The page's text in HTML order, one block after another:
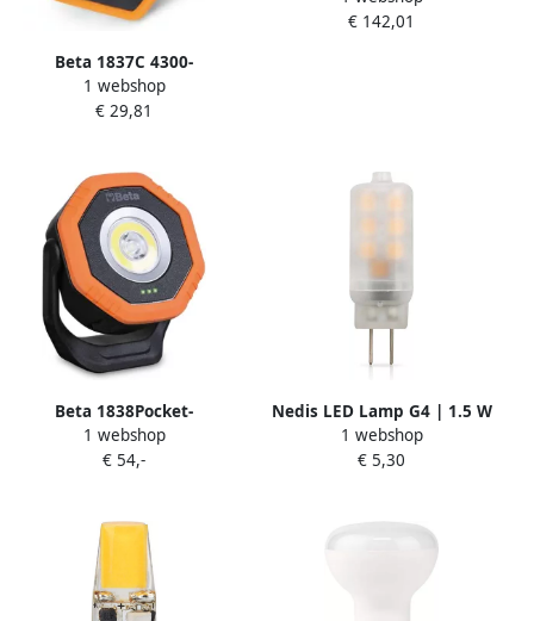
Beta 1837C 4300-
Oplaadbare Led-Spellampen
018370430
1 webshop
€ 29,81
018380270
€ 142,01
Beta 1838Pocket-
Scharnierende Zak Led-
Lamp 018380080
1 webshop
€ 54,-
Nedis LED Lamp G4 | 1.5 W
| 120 lm | 2700 K | Warm
Wit | Aantal lampen in
1 webshop
€ 5,30